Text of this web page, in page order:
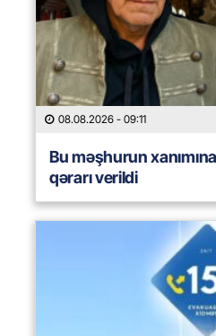
08.08.2026 - 09:11
Bu məşhurun
qərarı verildi